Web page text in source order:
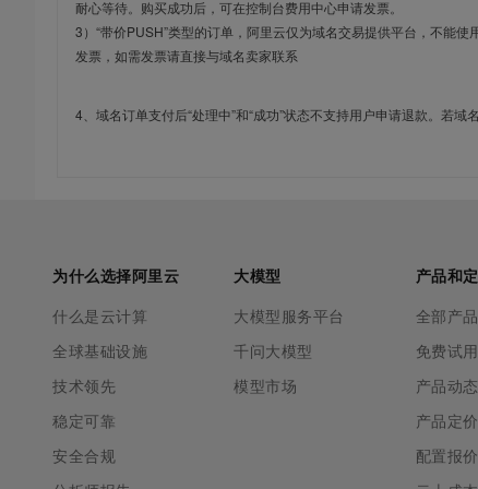
耐心等待。购买成功后，可在控制台费用中心申请发票。
3）“带价PUSH”类型的订单，阿里云仅为域名交易提供平台，不能
发票，如需发票请直接与域名卖家联系
4、域名订单支付后“处理中”和“成功”状态不支持用户申请退款。若